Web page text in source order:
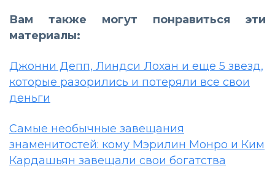
Вам также могут понравиться эти
материалы:
Джонни Депп, Линдси Лохан и еще 5 звезд,
которые разорились и потеряли все свои
деньги
Самые необычные завещания
знаменитостей: кому Мэрилин Монро и Ким
Кардашьян завещали свои богатства